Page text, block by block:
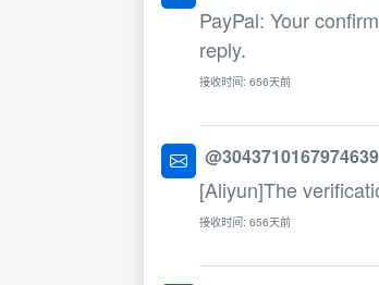
PayPal: Your
reply.
接收时间: 656天前
[Aliyun]The
接收时间: 656天前